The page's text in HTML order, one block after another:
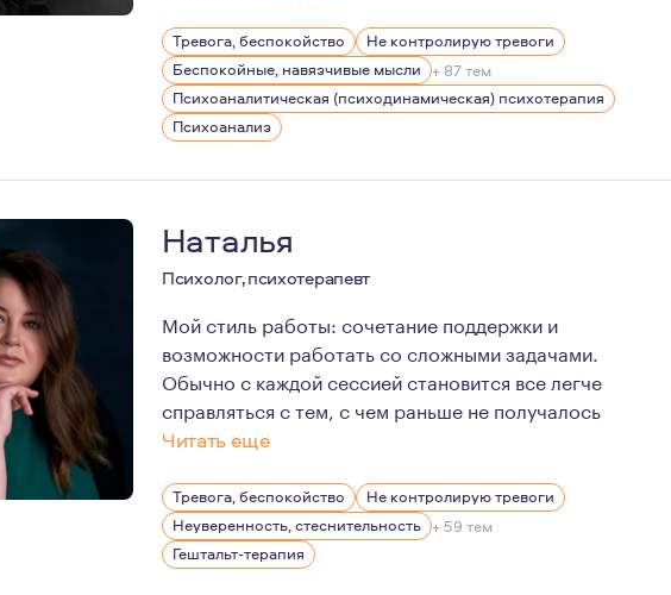
Рада приветствовать Вас на своей странице!
Психоанализом я стала заниматься с 2017 года,
В работе с человеком я исхожу из уникальности
Тревога, беспокойство
Не контролирую тревоги
Беспокойные, навязчивые мысли + 87 тем
Психоаналитическая (психодинамическая) психотерапия
Психоанализ
Наталья
Психолог, психотерапевт
Мой стиль работы: сочетание поддержки и
возможности работать со сложными задачами.
Обычно с каждой сессией становится все легче
справляться с тем, с чем раньше не получалось
Читать еще
Я не идеальный человек. Знаю не понаслышке, что
Тревога, беспокойство
Не контролирую тревоги
Неуверенность, стеснительность + 59 тем
Гештальт-терапия